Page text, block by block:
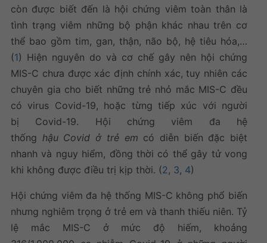
còn được biết đến là hội chứng viêm toàn thân là
tình trạng viêm những bộ phận khác nhau trên cơ
thể bao gồm tim, gan, thận, não bộ, hệ tiêu hóa,…
(1) Hiện nguyên do và cơ chế gây nên hội chứng
MIS-C chưa được xác định chính xác, tuy nhiên các
chuyên gia cho biết những trẻ nhỏ mắc MIS-C đều
có virus Covid-19, hoặc từng tiếp xúc với người
bị Covid-19. Hội chứng viêm đa hệ
thống hậu Covid ở trẻ em có diễn biến đặc biệt
nhanh và nguy hiểm, đồng thời có thể gây tử vong
khi không được điều trị kịp thời. (2, 3, 4)
Hội chứng viêm đa hệ thống MIS-C không phổ biến
nhưng nghiêm trọng ở trẻ em và thanh thiếu niên. Tỷ
lệ mắc MIS-C ở mức độ hiếm, khoảng